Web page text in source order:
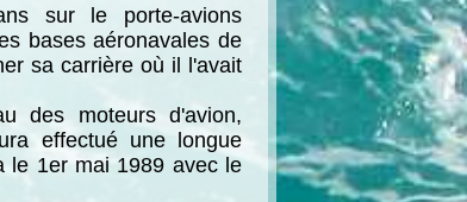
sur le porte-avions
bases aéronavales de
sa carrière où il l'avait
des moteurs d'avion,
effectué une longue
le 1er mai 1989 avec le